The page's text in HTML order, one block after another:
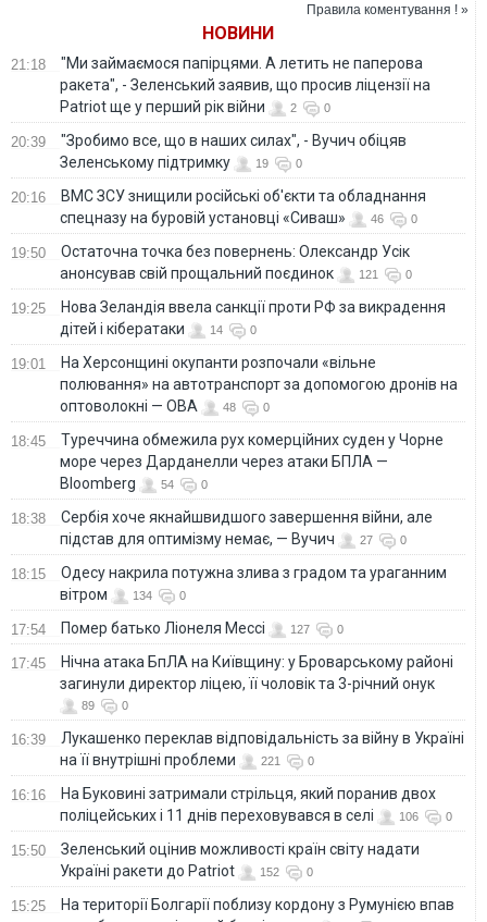
Правила коментування ! »
НОВИНИ
21:18
"Ми займаємося папірцями. А летить не паперова
ракета", - Зеленський заявив, що просив ліцензії на
Patriot ще у перший рік війни
2 0
20:39
"Зробимо все, що в наших силах", - Вучич обіцяв
Зеленському підтримку
19 0
20:16
ВМС ЗСУ знищили російські об'єкти та обладнання
спецназу на буровій установці «Сиваш»
46 0
19:50
Остаточна точка без повернень: Олександр Усік
анонсував свій прощальний поєдинок
121 0
19:25
Нова Зеландія ввела санкції проти РФ за викрадення
дітей і кібератаки
14 0
19:01
На Херсонщині окупанти розпочали «вільне
полювання» на автотранспорт за допомогою дронів на
оптоволокні — ОВА
48 0
18:45
Туреччина обмежила рух комерційних суден у Чорне
море через Дарданелли через атаки БПЛА —
Bloomberg
54 0
18:38
Сербія хоче якнайшвидшого завершення війни, але
підстав для оптимізму немає, — Вучич
27 0
18:15
Одесу накрила потужна злива з градом та ураганним
вітром
134 0
17:54 Помер батько Ліонеля Мессі 127 0
17:45
Нічна атака БпЛА на Київщину: у Броварському районі
загинули директор ліцею, її чоловік та 3-річний онук
89 0
16:39
Лукашенко переклав відповідальність за війну в Україні
на її внутрішні проблеми
221 0
16:16
На Буковині затримали стрільця, який поранив двох
поліцейських і 11 днів переховувався в селі
106 0
15:50
Зеленський оцінив можливості країн світу надати
Україні ракети до Patriot
152 0
15:25
На території Болгарії поблизу кордону з Румунією впав